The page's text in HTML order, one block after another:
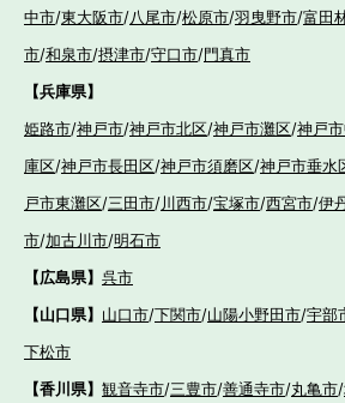
中市/東大阪市/八尾市/松原市/羽曳野市/富田
市/和泉市/摂津市/守口市/門真市
【兵庫県】
姫路市/神戸市/神戸市北区/神戸市灘区/神戸
庫区/神戸市長田区/神戸市須磨区/神戸市垂水
戸市東灘区/三田市/川西市/宝塚市/西宮市/伊
市/加古川市/明石市
【広島県】 呉市
【山口県】 山口市/下関市/山陽小野田市/宇部
下松市
【香川県】 観音寺市/三豊市/善通寺市/丸亀市/